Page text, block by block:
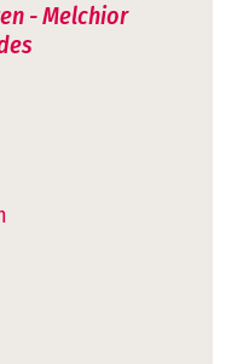
- Melchior